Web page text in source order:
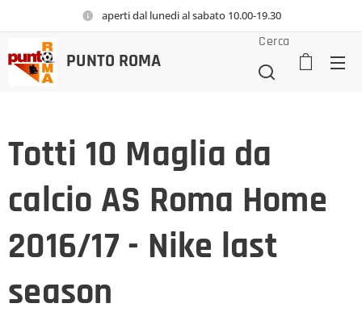
aperti dal lunedi al sabato 10.00-19.30
PUNTO ROMA
Cerca
Totti 10 Maglia da
calcio AS Roma Home
2016/17 - Nike last
season